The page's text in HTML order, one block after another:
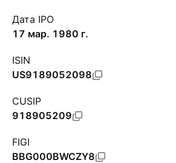
Дата IPO
17 мар. 1980 г.
ISIN
US9189052098
CUSIP
918905209
FIGI
BBG000BWCZY8